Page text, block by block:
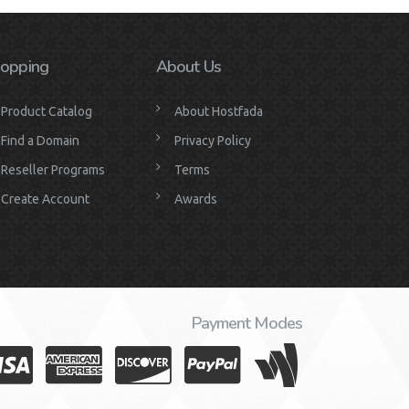
Product Catalog
Find a Domain
Reseller Programs
Create Account
About Us
About Hostfada
Privacy Policy
Terms
Awards
Payment Modes